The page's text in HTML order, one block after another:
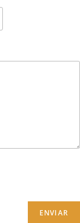
ENVIAR